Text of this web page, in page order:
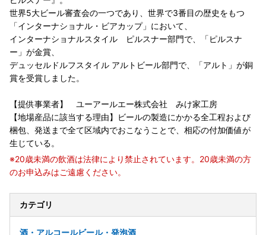
世界5大ビール審査会の一つであり、世界で3番目の歴史をもつ
「インターナショナル・ビアカップ」において、
インターナショナルスタイル ピルスナー部門で、「ピルスナ
ー」が金賞、
デュッセルドルフスタイル アルトビール部門で、「アルト」が銅
賞を受賞しました。
【提供事業者】 ユーアールエー株式会社 みけ家工房
【地場産品に該当する理由】ビールの製造にかかる全工程および
梱包、発送まで全て区域内でおこなうことで、相応の付加価値が
生じている。
※20歳未満の飲酒は法律により禁止されています。20歳未満の方
のお申込みはご遠慮ください。
カテゴリ
酒・アルコールビール・発泡酒